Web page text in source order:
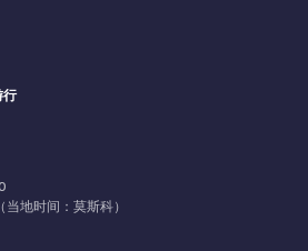
行
地时间：莫斯科）